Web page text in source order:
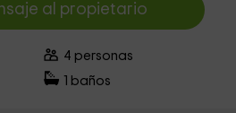
al propietario
4 personas
baños